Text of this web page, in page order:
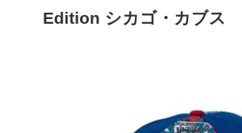
Edition シカゴ・カブス